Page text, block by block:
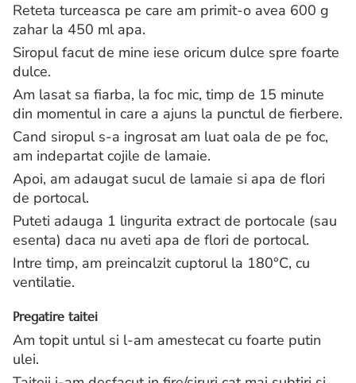
Reteta turceasca pe care am primit-o avea 600 g
zahar la 450 ml apa.
Siropul facut de mine iese oricum dulce spre foarte
dulce.
Am lasat sa fiarba, la foc mic, timp de 15 minute
din momentul in care a ajuns la punctul de fierbere.
Cand siropul s-a ingrosat am luat oala de pe foc,
am indepartat cojile de lamaie.
Apoi, am adaugat sucul de lamaie si apa de flori
de portocal.
Puteti adauga 1 lingurita extract de portocale (sau
esenta) daca nu aveti apa de flori de portocal.
Intre timp, am preincalzit cuptorul la 180°C, cu
ventilatie.
Pregatire taitei
Am topit untul si l-am amestecat cu foarte putin
ulei.